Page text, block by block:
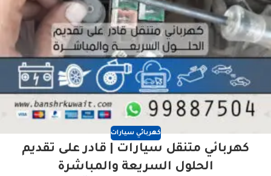
كهربائي سيارات
كهربائي متنقل سيارات | قادر على تقديم
الحلول السريعة والمباشرة